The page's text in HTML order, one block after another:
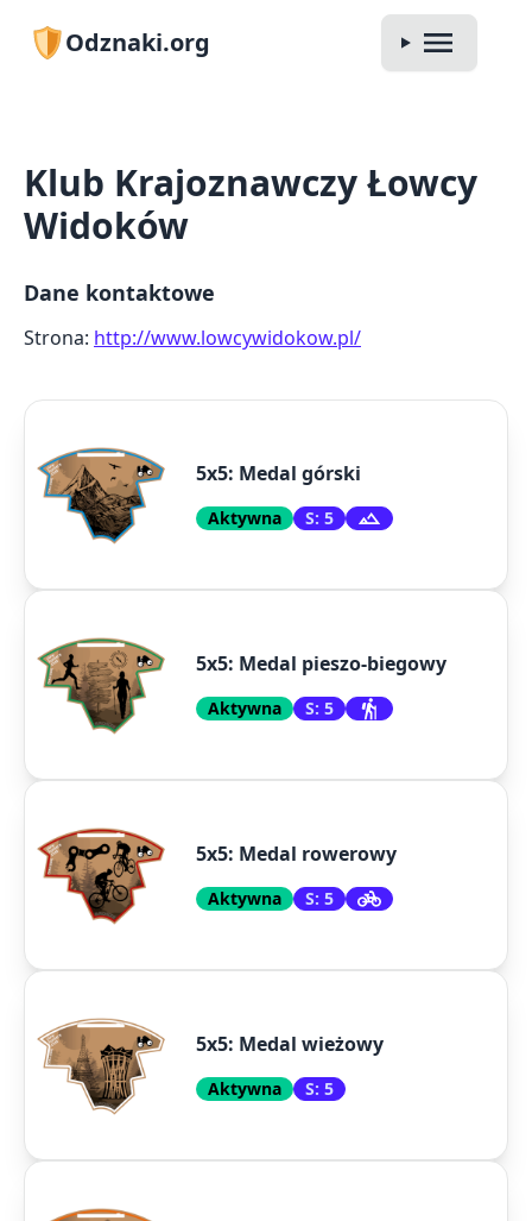
Odznaki.org
Klub Krajoznawczy Łowcy
Widoków
Dane kontaktowe
Strona: http://www.lowcywidokow.pl/
5x5: Medal górski
Aktywna S: 5
5x5: Medal pieszo-biegowy
Aktywna S: 5
5x5: Medal rowerowy
Aktywna S: 5
5x5: Medal wieżowy
Aktywna S: 5